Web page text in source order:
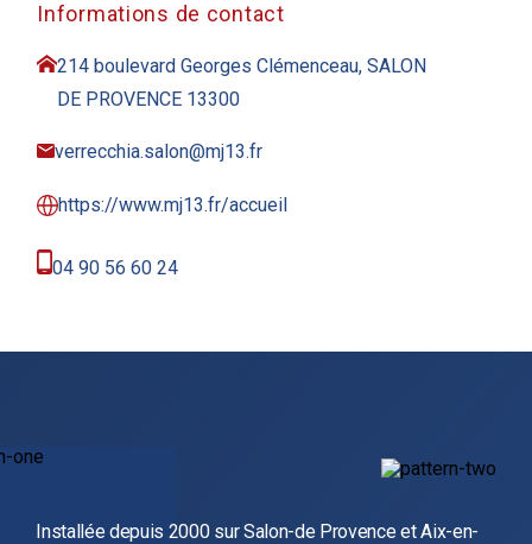
Informations de contact
214 boulevard Georges Clémenceau, SALON
DE PROVENCE 13300
verrecchia.salon@mj13.fr
https://www.mj13.fr/accueil
04 90 56 60 24
Installée depuis 2000 sur Salon-de Provence et Aix-en-